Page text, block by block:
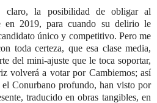
claro, la posibilidad de obligar al
en 2019, para cuando su delirio le
único y competitivo. Pero me
toda certeza, que esa clase media,
del mini-ajuste que le toca soportar,
volverá a votar por Cambiemos; así
el Conurbano profundo, han visto por
traducido en obras tangibles, en